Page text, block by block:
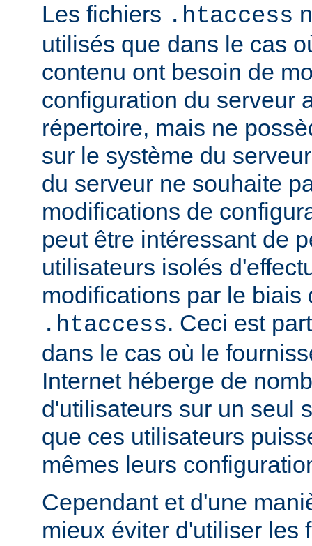
Les fichiers .htaccess
utilisés que dans le cas
contenu ont besoin de
configuration du serveur
répertoire, mais ne
sur le système du
du serveur ne souhaite
modifications de
peut être intéressant de
utilisateurs isolés
modifications par le biais
.htaccess. Ceci est
dans le cas où le
Internet héberge de
d'utilisateurs sur un seul
que ces utilisateurs
mêmes leurs
Cependant et d'une
mieux éviter d'utiliser les